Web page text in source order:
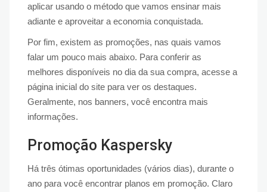
aplicar usando o método que vamos ensinar mais
adiante e aproveitar a economia conquistada.
Por fim, existem as promoções, nas quais vamos
falar um pouco mais abaixo. Para conferir as
melhores disponíveis no dia da sua compra, acesse a
página inicial do site para ver os destaques.
Geralmente, nos banners, você encontra mais
informações.
Promoção Kaspersky
Há três ótimas oportunidades (vários dias), durante o
ano para você encontrar planos em promoção. Claro